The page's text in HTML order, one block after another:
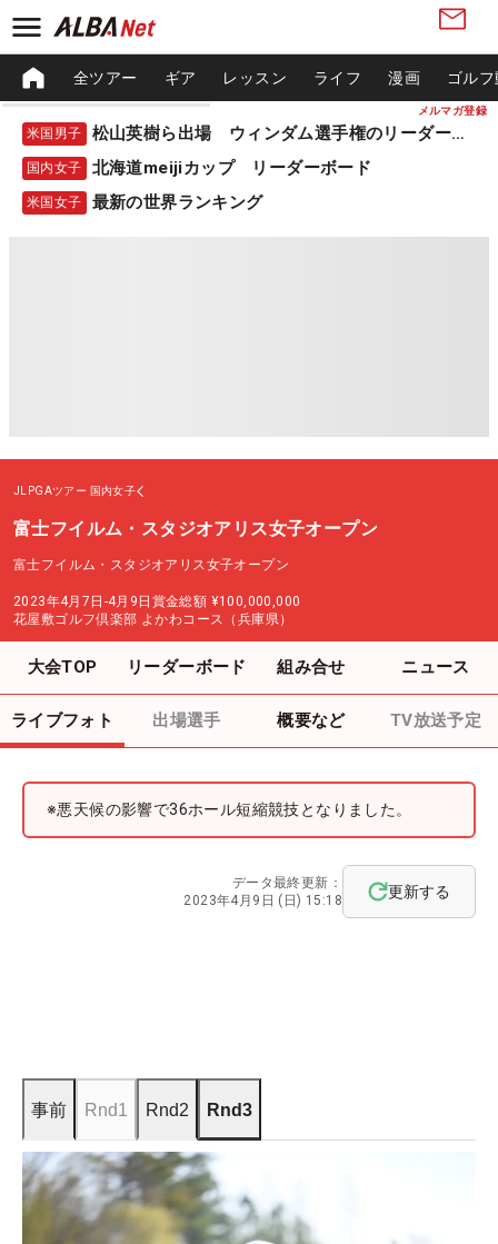
メルマガ登録
全ツアー ギア レッスン ライフ 漫画 ゴル
米国男子 松山英樹ら出場 ウィンダム選手権のリーダーボード
国内女子 北海道meijiカップ リーダーボード
米国女子 最新の世界ランキング
JLPGAツアー 国内女子
富士フイルム・スタジオアリス女子オープン
富士フイルム・スタジオアリス女子オープン
2023年4月7日-4月9日 賞金総額 ¥100,000,000
花屋敷ゴルフ倶楽部 よかわコース（兵庫県）
大会TOP リーダーボード 組み合せ ニュース
ライブフォト 出場選手 概要など TV放送予定
※悪天候の影響で36ホール短縮競技となりました。
データ最終更新：
2023年4月9日 (日) 15:18
更新する
事前 Rnd1 Rnd2 Rnd3